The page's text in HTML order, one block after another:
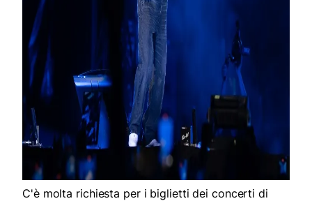
C'è molta richiesta per i biglietti dei concerti di